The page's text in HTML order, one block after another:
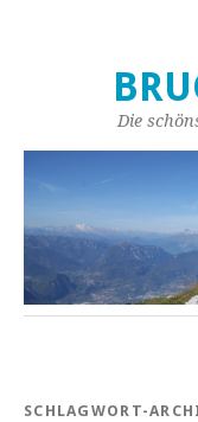
Die
SCHLAGWORT-